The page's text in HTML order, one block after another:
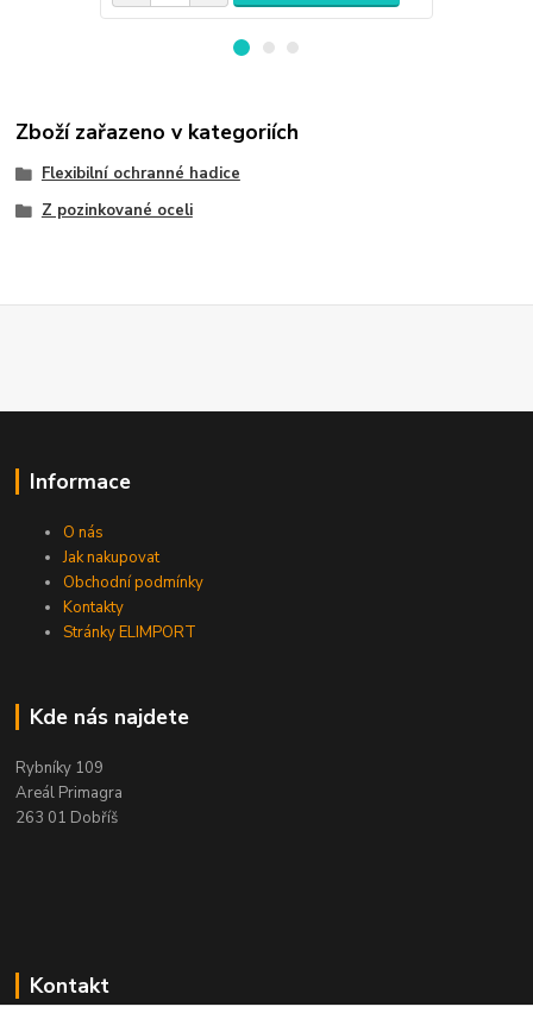
Zboží zařazeno v kategoriích
Flexibilní ochranné hadice
Z pozinkované oceli
Informace
O nás
Jak nakupovat
Obchodní podmínky
Kontakty
Stránky ELIMPORT
Kde nás najdete
Rybníky 109
Areál Primagra
263 01 Dobříš
Kontakt